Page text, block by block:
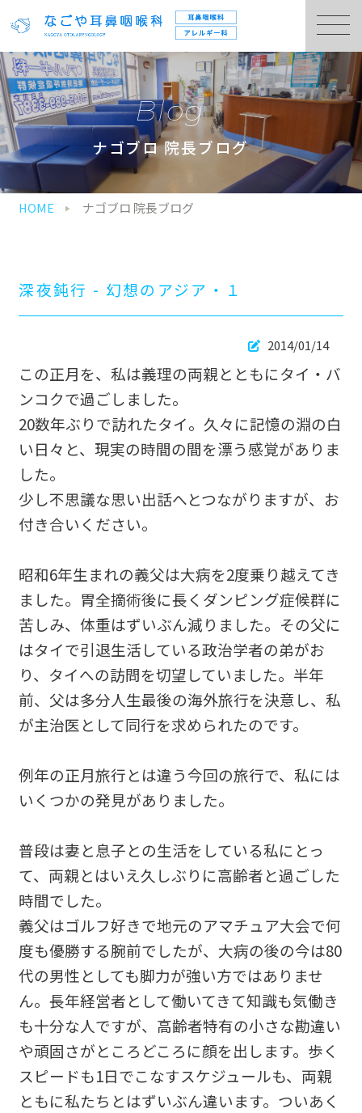
ナゴブロ 院長ブログ
Blog
HOME ナゴブロ 院長ブログ
深夜鈍行 - 幻想のアジア・１
2014/01/14
この正月を、私は義理の両親とともにタイ・バ
ンコクで過ごしました。
20数年ぶりで訪れたタイ。久々に記憶の淵の白
い日々と、現実の時間の間を漂う感覚がありま
した。
少し不思議な思い出話へとつながりますが、お
付き合いください。
昭和6年生まれの義父は大病を2度乗り越えてき
ました。胃全摘術後に長くダンピング症候群に
苦しみ、体重はずいぶん減りました。その父に
はタイで引退生活している政治学者の弟がお
り、タイへの訪問を切望していました。半年
前、父は多分人生最後の海外旅行を決意し、私
が主治医として同行を求められたのです。
例年の正月旅行とは違う今回の旅行で、私には
いくつかの発見がありました。
普段は妻と息子との生活をしている私にとっ
て、両親とはいえ久しぶりに高齢者と過ごした
時間でした。
義父はゴルフ好きで地元のアマチュア大会で何
度も優勝する腕前でしたが、大病の後の今は80
代の男性としても脚力が強い方ではありませ
ん。長年経営者として働いてきて知識も気働き
も十分な人ですが、高齢者特有の小さな勘違い
や頑固さがところどころに顔を出します。歩く
スピードも1日でこなすスケジュールも、両親
ともに私たちとはずいぶん違います。ついあく